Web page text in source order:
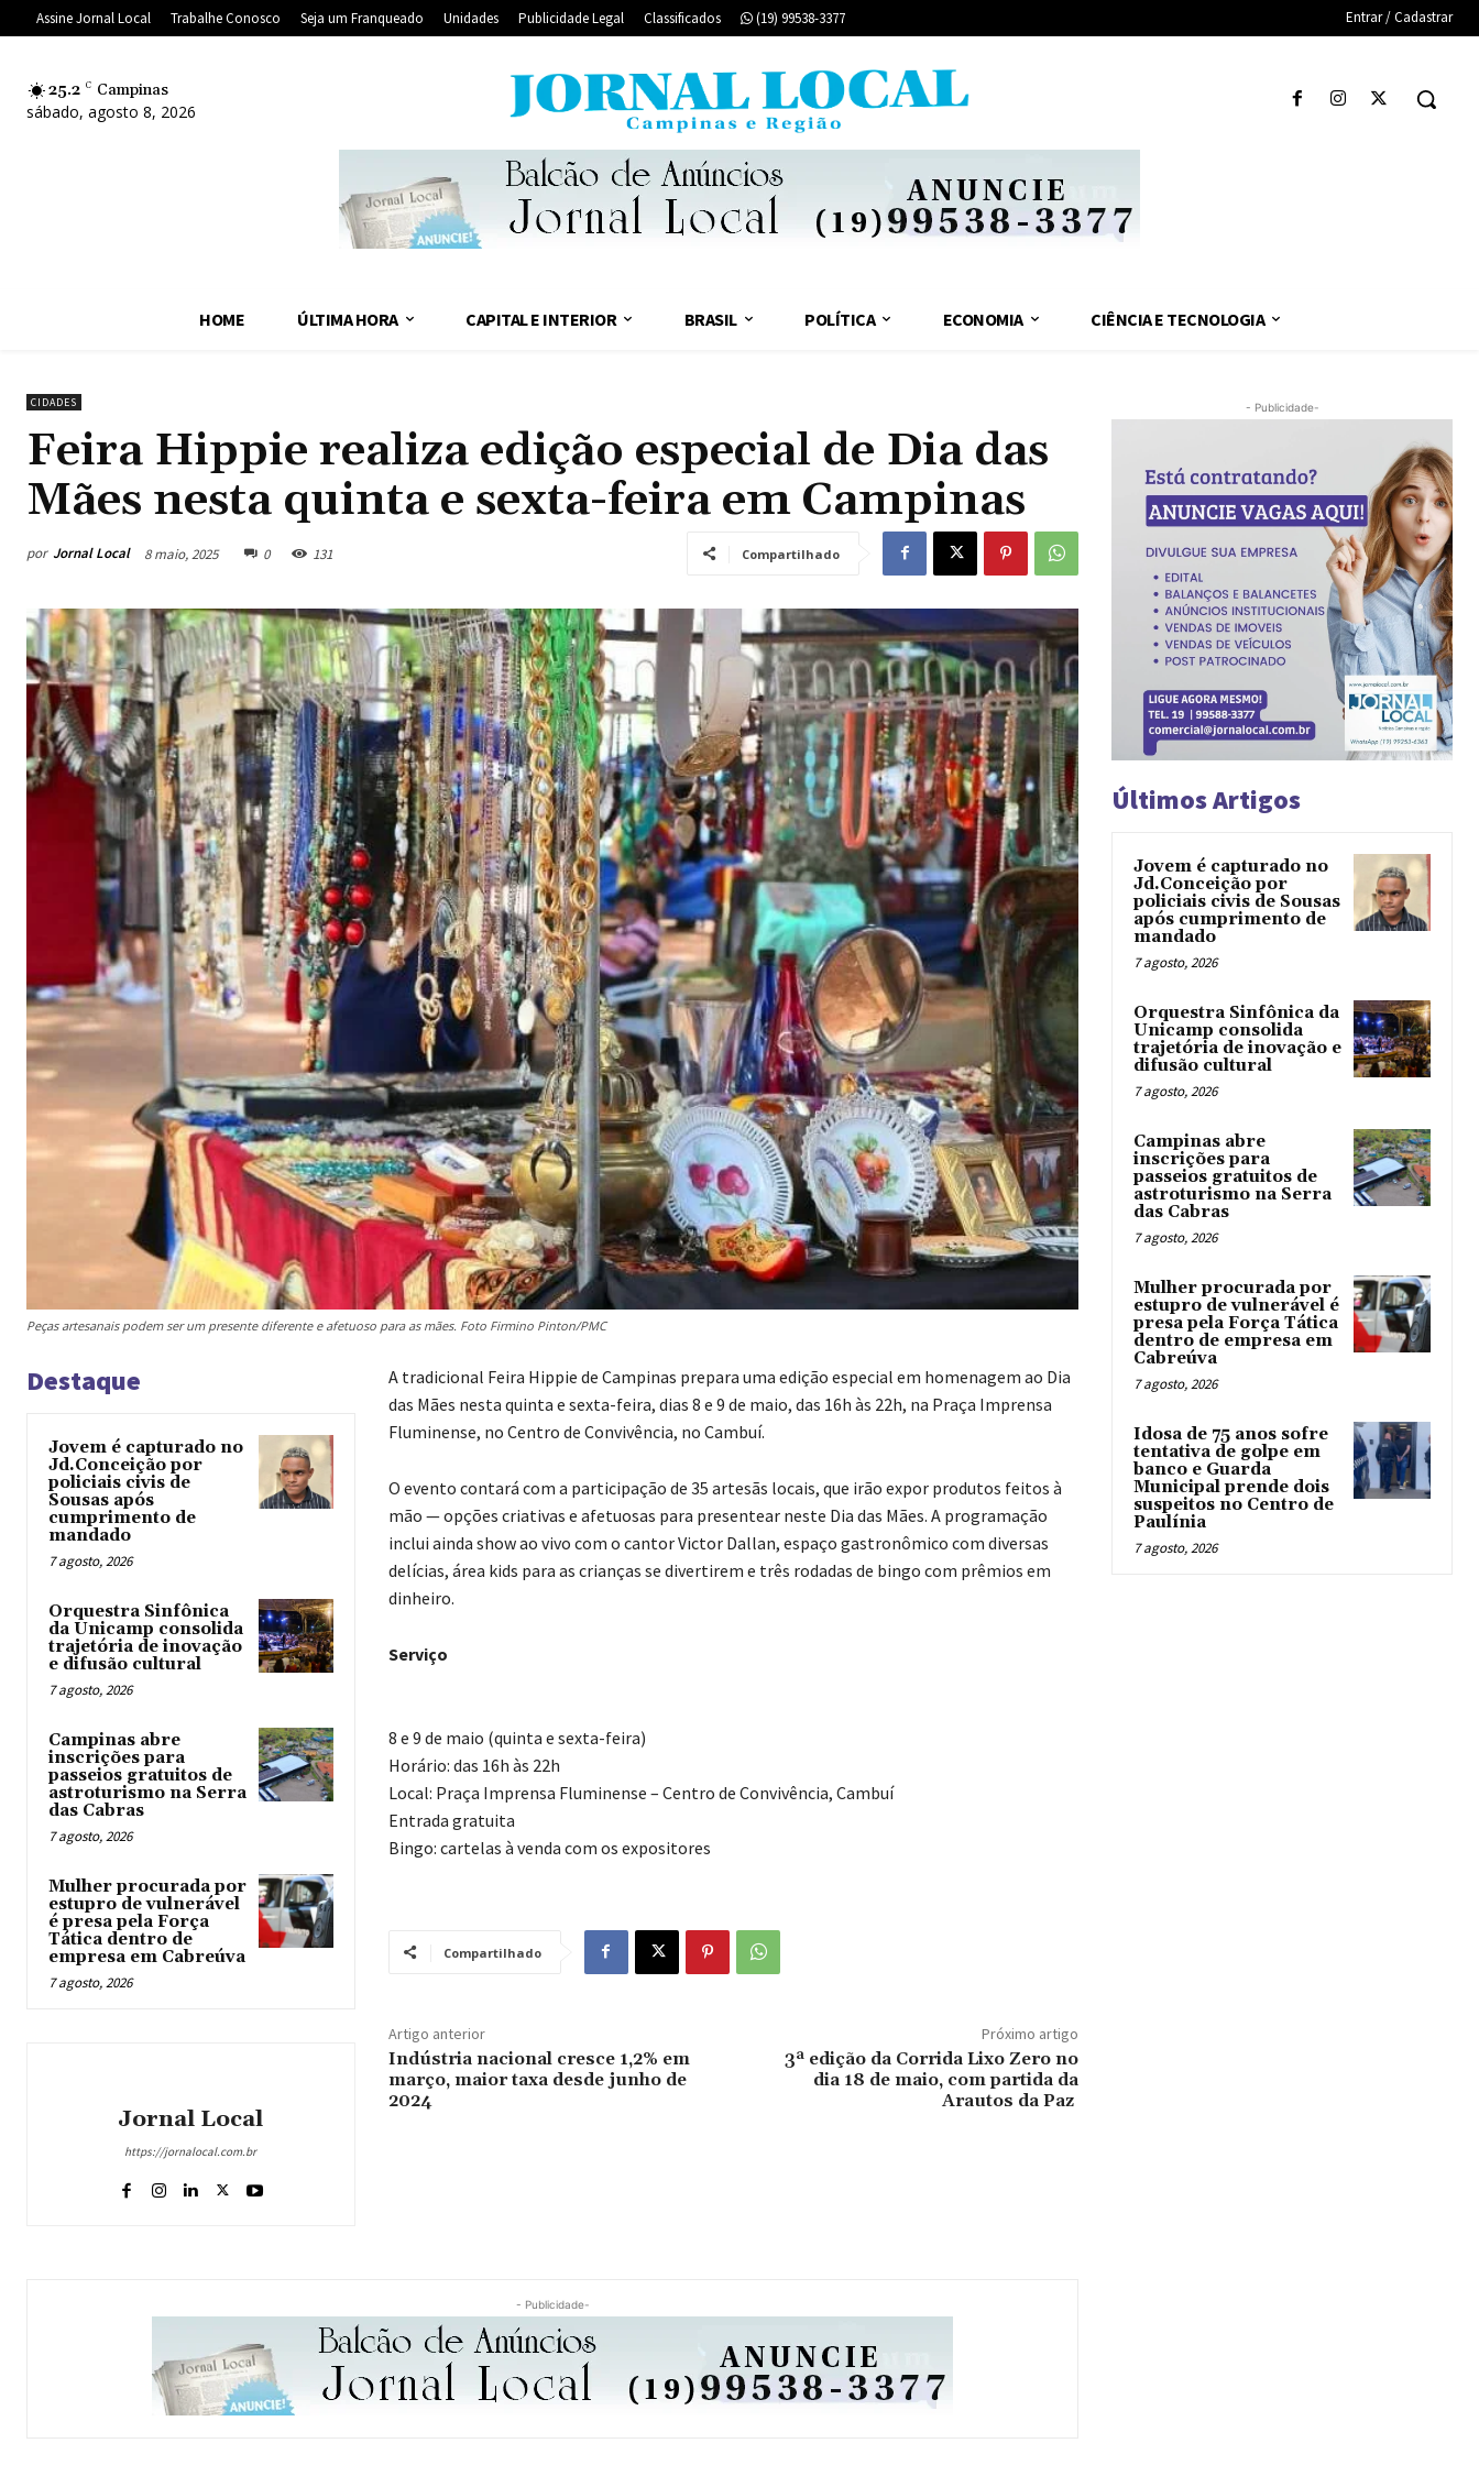
Assine Jornal Local Trabalhe Conosco Seja um Franqueado Unidades Publicidade Legal Classificados (19) 99538-3377 Entrar / Cadastrar
25.2 C Campinas
sábado, agosto 8, 2026
HOME ÚLTIMA HORA CAPITAL E INTERIOR BRASIL POLÍTICA ECONOMIA CIÊNCIA E TECNOLOGIA
CIDADES
Feira Hippie realiza edição especial de Dia das
Mães nesta quinta e sexta-feira em Campinas
por Jornal Local 8 maio, 2025 0 131 Compartilhado
Peças artesanais podem ser um presente diferente e afetuoso para as mães. Foto Firmino Pinton/PMC
Destaque
Jovem é capturado no
Jd.Conceição por
policiais civis de
Sousas após
cumprimento de
mandado
7 agosto, 2026
Orquestra Sinfônica
da Unicamp consolida
trajetória de inovação
e difusão cultural
7 agosto, 2026
Campinas abre
inscrições para
passeios gratuitos de
astroturismo na Serra
das Cabras
7 agosto, 2026
Mulher procurada por
estupro de vulnerável
é presa pela Força
Tática dentro de
empresa em Cabreúva
7 agosto, 2026
Jornal Local
https://jornalocal.com.br
A tradicional Feira Hippie de Campinas prepara uma edição especial em homenagem ao Dia
das Mães nesta quinta e sexta-feira, dias 8 e 9 de maio, das 16h às 22h, na Praça Imprensa
Fluminense, no Centro de Convivência, no Cambuí.
O evento contará com a participação de 35 artesãs locais, que irão expor produtos feitos à
mão — opções criativas e afetuosas para presentear neste Dia das Mães. A programação
inclui ainda show ao vivo com o cantor Victor Dallan, espaço gastronômico com diversas
delícias, área kids para as crianças se divertirem e três rodadas de bingo com prêmios em
dinheiro.
Serviço
8 e 9 de maio (quinta e sexta-feira)
Horário: das 16h às 22h
Local: Praça Imprensa Fluminense – Centro de Convivência, Cambuí
Entrada gratuita
Bingo: cartelas à venda com os expositores
Compartilhado
Artigo anterior
Indústria nacional cresce 1,2% em
março, maior taxa desde junho de
2024
Próximo artigo
3ª edição da Corrida Lixo Zero no
dia 18 de maio, com partida da
Arautos da Paz
- Publicidade-
- Publicidade-
Últimos Artigos
Jovem é capturado no
Jd.Conceição por
policiais civis de Sousas
após cumprimento de
mandado
7 agosto, 2026
Orquestra Sinfônica da
Unicamp consolida
trajetória de inovação e
difusão cultural
7 agosto, 2026
Campinas abre
inscrições para
passeios gratuitos de
astroturismo na Serra
das Cabras
7 agosto, 2026
Mulher procurada por
estupro de vulnerável é
presa pela Força Tática
dentro de empresa em
Cabreúva
7 agosto, 2026
Idosa de 75 anos sofre
tentativa de golpe em
banco e Guarda
Municipal prende dois
suspeitos no Centro de
Paulínia
7 agosto, 2026